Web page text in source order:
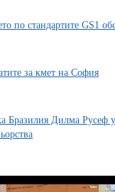
по стандартите GS1
за кмет на София
Бразилия Дилма